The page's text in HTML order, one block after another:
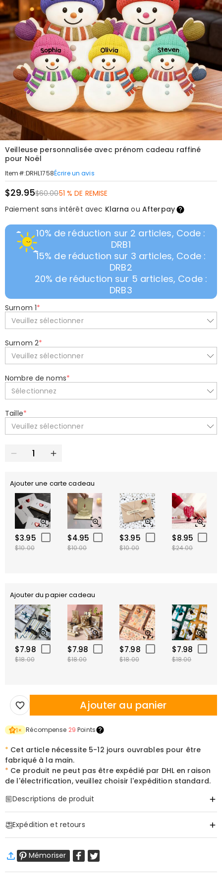
Veilleuse personnalisée avec prénom cadeau raffiné
pour Noël
Item#:DRHL1758Écrire un avis
$29.95$60.0051 % DE REMISE
Paiement sans intérêt avec Klarna ou Afterpay
10% de réduction sur 2 articles, Code :
DRB1
15% de réduction sur 3 articles, Code :
DRB2
20% de réduction sur 5 articles, Code :
DRB3
Surnom 1*
Veuillez sélectionner
Surnom 2*
Veuillez sélectionner
Nombre de noms*
Sélectionnez
Taille*
Veuillez sélectionner
Ajouter une carte cadeau
$3.95
$10.00
$4.95
$10.00
$3.95
$10.00
$8.95
$24.00
Ajouter du papier cadeau
$7.98
$18.00
$7.98
$18.00
$7.98
$18.00
$7.98
$18.00
Ajouter au panier
1× Récompense 29 Points
* Cet article nécessite 5-12 jours ouvrables pour être
fabriqué à la main.
* Ce produit ne peut pas être expédié par DHL en raison
de l'électrification, veuillez choisir l'expédition standard.
Descriptions de produit
Informations de base
Matériau:Acrylique
Alimentation électrique:Alimenté par USB
Expédition et retours
Livraison standard:9-18Jours ouvrables
Mémoriser